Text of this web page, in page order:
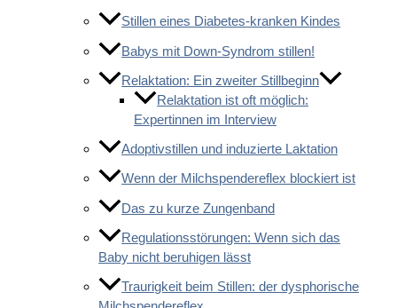
Stillen eines Diabetes-kranken Kindes
Babys mit Down-Syndrom stillen!
Relaktation: Ein zweiter Stillbeginn
Relaktation ist oft möglich:
Expertinnen im Interview
Adoptivstillen und induzierte Laktation
Wenn der Milchspendereflex blockiert ist
Das zu kurze Zungenband
Regulationsstörungen: Wenn sich das
Baby nicht beruhigen lässt
Traurigkeit beim Stillen: der dysphorische